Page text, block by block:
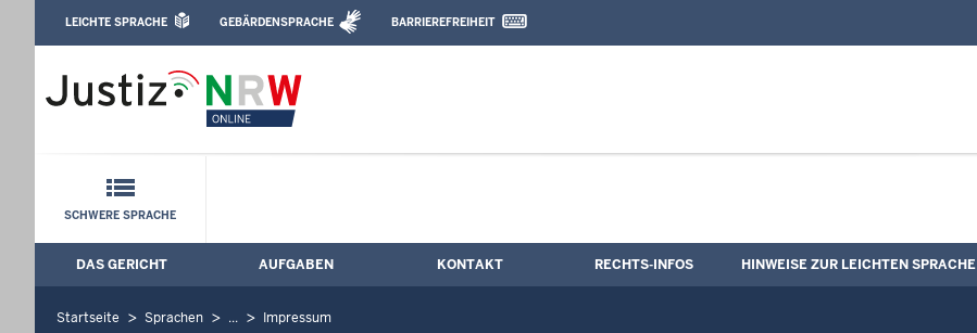
Amtsgericht Monschau: Haftungsausschluss
Leichte Sprache, Gebärdensprachenvideo und Kontaktformular
LEICHTE SPRACHE GEBÄRDENSPRACHE BARRIEREFREIHEIT
Schnellnavigation mit Volltext-Suche
SCHWERE SPRACHE
Hauptmenü: Hauptnavigation
DAS GERICHT AUFGABEN KONTAKT RECHTS-INFOS HINWEISE ZUR LEICHTEN SPRACHE
Startseite Sprachen ... Impressum